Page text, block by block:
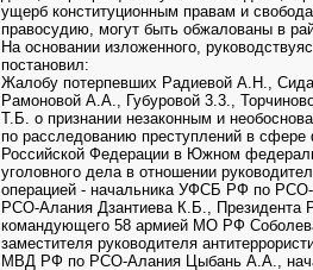
ущерб конституционным правам и
правосудию, могут быть обжалованы в
На основании изложенного,
постановил:
Жалобу потерпевших Радиевой А.Н.,
Рамоновой А.А., Губуровой 3.3.,
Т.Б. о признании незаконным и
по расследованию преступлений в сфере
Российской Федерации в Южном
уголовного дела в отношении
операцией - начальника УФСБ РФ по
РСО-Алания Дзантиева К.Б.,
командующего 58 армией МО РФ
заместителя руководителя
МВД РФ по РСО-Алания Цыбань А.А.,